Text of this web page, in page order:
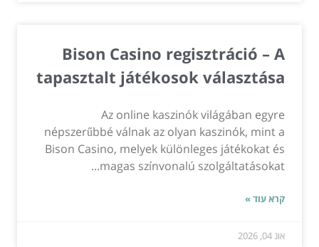
Bison Casino regisztráció – A
tapasztalt játékosok választása
Az online kaszinók világában egyre
népszerűbbé válnak az olyan kaszinók, mint a
Bison Casino, melyek különleges játékokat és
magas színvonalú szolgáltatásokat...
קרא עוד »
אוג 04, 2026